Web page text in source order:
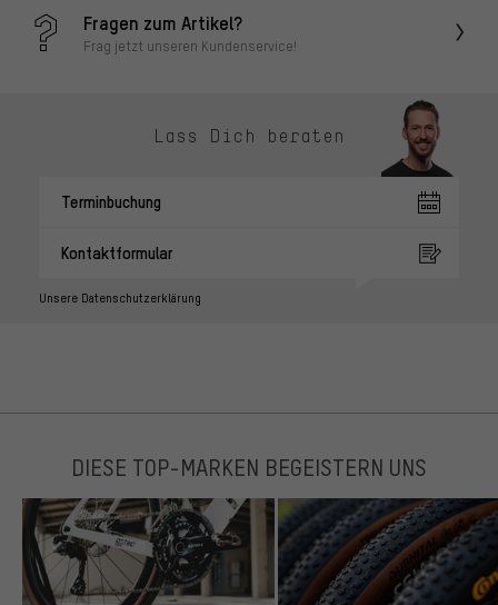
Fragen zum Artikel?
Frag jetzt unseren Kundenservice!
Lass Dich beraten
Terminbuchung
Kontaktformular
Unsere Datenschutzerklärung
DIESE TOP-MARKEN BEGEISTERN UNS